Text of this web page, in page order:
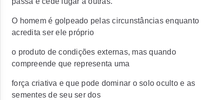
O homem é golpeado pelas circunstâncias enquanto
acredita ser ele próprio
o produto de condições externas, mas quando
compreende que representa uma
força criativa e que pode dominar o solo oculto e as
sementes de seu ser dos